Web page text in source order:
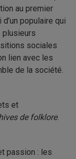
au premier
populaire qui
plusieurs
sociales
lien avec les
de la société.
et
de folklore.
passion : les